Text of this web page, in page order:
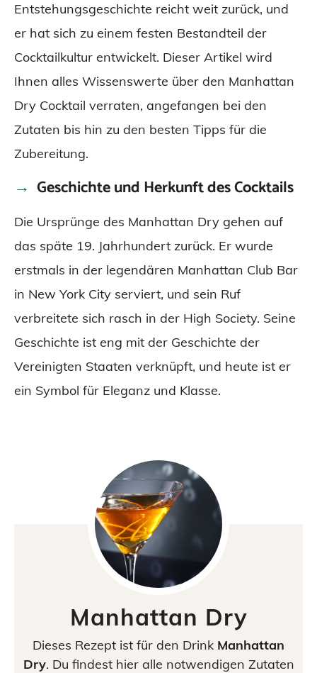
Entstehungsgeschichte reicht weit zurück, und
er hat sich zu einem festen Bestandteil der
Cocktailkultur entwickelt. Dieser Artikel wird
Ihnen alles Wissenswerte über den Manhattan
Dry Cocktail verraten, angefangen bei den
Zutaten bis hin zu den besten Tipps für die
Zubereitung.
Geschichte und Herkunft des Cocktails
Die Ursprünge des Manhattan Dry gehen auf
das späte 19. Jahrhundert zurück. Er wurde
erstmals in der legendären Manhattan Club Bar
in New York City serviert, und sein Ruf
verbreitete sich rasch in der High Society. Seine
Geschichte ist eng mit der Geschichte der
Vereinigten Staaten verknüpft, und heute ist er
ein Symbol für Eleganz und Klasse.
Manhattan Dry
Dieses Rezept ist für den Drink Manhattan
Dry. Du findest hier alle notwendigen Zutaten